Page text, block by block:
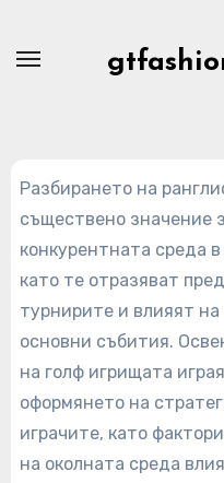
Разбирането на
съществено значение
конкурентната среда
като те отразяват
турнирите и влияят
основни събития.
на голф игрищата
оформянето на
играчите, като
на околната среда